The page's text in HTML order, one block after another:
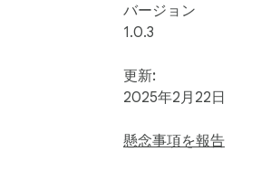
オフライン機能：他
メーカーの機能：
・アクセサリー：ト
・服：ファッショ
バージョン
1.0.3
更新:
2025年2月22日
懸念事項を報告